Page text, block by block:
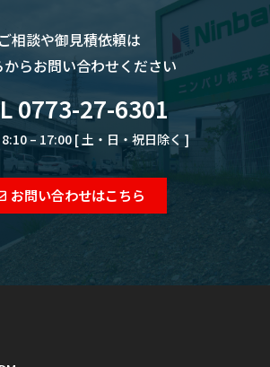
ご相談や御見積依頼は
からお問い合わせください
0773-27-6301
– 17:00 [ 土・日・祝日除く ]
お問い合わせはこちら